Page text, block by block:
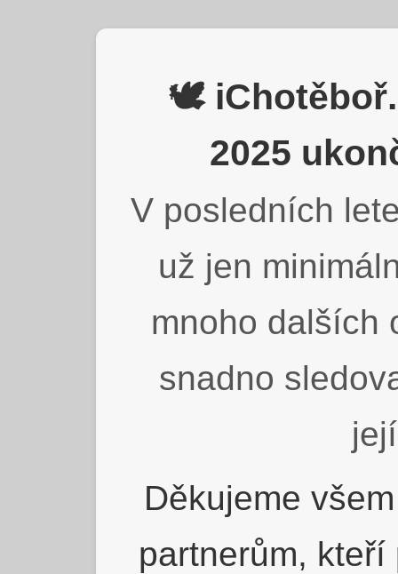
🕊️
2025
V posledních
už jen
mnoho dalších
snadno
Děkujeme
partnerům,